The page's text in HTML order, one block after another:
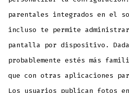
parentales integrados en el
incluso te permite
pantalla por dispositivo.
probablemente estés más
que con otras aplicaciones
Los usuarios publican fotos